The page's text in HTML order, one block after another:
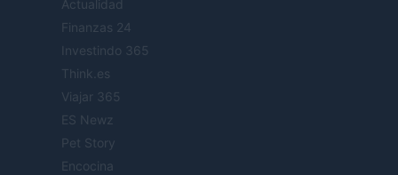
Actualidad
Finanzas 24
Investindo 365
Think.es
Viajar 365
ES Newz
Pet Story
Encocina